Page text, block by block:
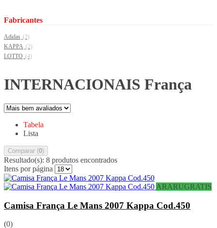
Fabricantes
Adidas (2)
KAPPA (2)
LOTTO (4)
INTERNACIONAIS França
Tabela
Lista
Comparar (0)
Resultado(s): 8 produtos encontrados
Itens por página
ARARUGRATIS
Camisa França Le Mans 2007 Kappa Cod.450
(0)